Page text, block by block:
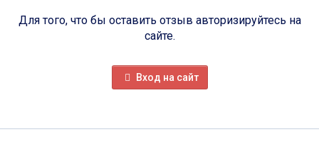
Для того, что бы оставить отзыв авторизируйтесь на
сайте.
Вход на сайт